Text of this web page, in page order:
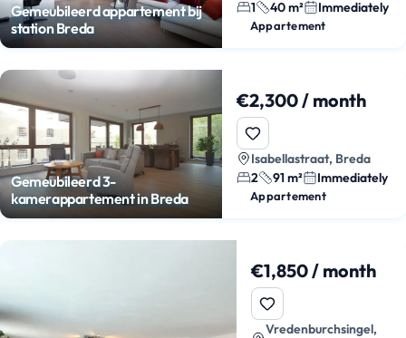
Gemeubileerd appartement bij
station Breda
1
40 m² Immediately
Appartement
Gemeubileerd 3-
kamerappartement in Breda
€2,300 / month
Isabellastraat, Breda
2
91 m² Immediately
Appartement
€1,850 / month
Vredenburchsingel,